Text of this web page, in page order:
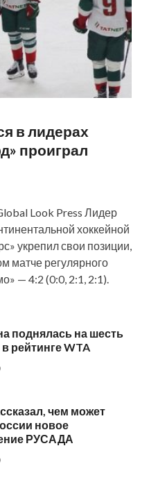
в лидерах
проиграл
Look Press Лидер
хоккейной
укрепил свои позиции,
матче регулярного
— 4:2 (0:0, 2:1, 2:1).
поднялась на шесть
рейтинге WTA
чем может
новое
РУСАДА